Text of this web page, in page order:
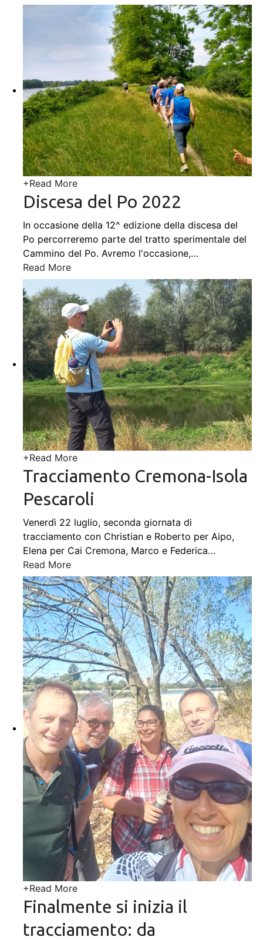
+Read More
Discesa del Po 2022
In occasione della 12^ edizione della discesa del
Po percorreremo parte del tratto sperimentale del
Cammino del Po. Avremo l'occasione,…
Read More
+Read More
Tracciamento Cremona-Isola
Pescaroli
Venerdì 22 luglio, seconda giornata di
tracciamento con Christian e Roberto per Aipo,
Elena per Cai Cremona, Marco e Federica…
Read More
+Read More
Finalmente si inizia il
tracciamento: da